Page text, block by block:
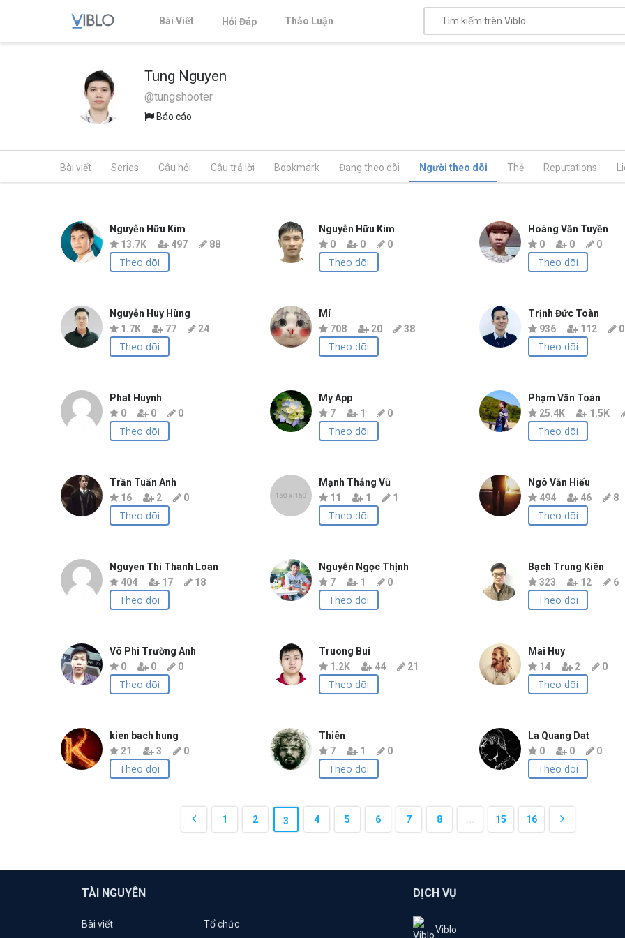
Bài Viết Hỏi Đáp Thảo Luận
Tung Nguyen
@tungshooter
Báo cáo
Bài viết Series Câu hỏi Câu trả lời Bookmark Đang theo dõi Người theo dõi Thẻ Reputations
Nguyễn Hữu Kim
13.7K
497 88
Theo dõi
Nguyễn Hữu Kim
0
0 0
Theo dõi
Hoàng Văn Tuyền
0
0 0
Theo dõi
Nguyễn Huy Hùng
1.7K
77 24
Theo dõi
Mí
708
20 38
Theo dõi
Trịnh Đức Toàn
936
112 0
Theo dõi
Phat Huynh
0
0 0
Theo dõi
My App
7
1 0
Theo dõi
Phạm Văn Toàn
25.4K
1.5K
Theo dõi
Trần Tuấn Anh
16
2 0
Theo dõi
Mạnh Thắng Vũ
11
1 1
Theo dõi
Ngô Văn Hiếu
494
46 8
Theo dõi
Nguyen Thi Thanh Loan
404
17 18
Theo dõi
Nguyễn Ngọc Thịnh
7
1 0
Theo dõi
Bạch Trung Kiên
323
12 6
Theo dõi
Võ Phi Trường Anh
0
0 0
Theo dõi
Truong Bui
1.2K
44 21
Theo dõi
Mai Huy
14
2 0
Theo dõi
kien bach hung
21
3 0
Theo dõi
Thiên
7
1 0
Theo dõi
La Quang Dat
0
0 0
Theo dõi
1 2 3 4 5 6 7 8 15 16
TÀI NGUYÊN
Bài viết Tổ chức
DỊCH VỤ
Viblo